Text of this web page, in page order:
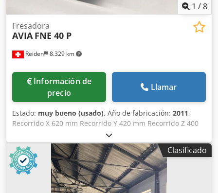
1 /8
Reiden 8.329 km
Fresadora
AVIA FNE 40 P
Información de
precio
Llamar
Estado: muy bueno (usado), Año de fabricación: 2011,
Recorrido X 620 mm Recorrido Y 420 mm Recorrido Z 400
mm Tamaño de la mesa 800 x 400 mm ISO 40 (DIN 69871A)
Distancia entre la mesa y la nariz del husillo 500
Velocidades del husillo 4000/8000 rpm Recorrido del eje
del taladro: 80 mm Tornillos de bolas a. Ejes
Desplazamientos rápidos X, Y, Z 5,5,4 (m/min)
Dwsdpownbrdjfx Achea Potencia KW 10,5 (13,7) Sujeción
Clasificado